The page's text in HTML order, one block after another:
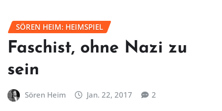
SÖREN HEIM: HEIMSPIEL
Faschist, ohne Nazi zu
sein
Sören Heim Jan. 22, 2017 2